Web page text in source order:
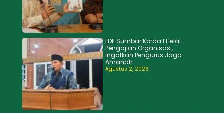
LDII Sumbar Korda I Helat
Pengajian Organisasi,
Ingatkan Pengurus Jaga
Amanah
Agustus 2, 2026